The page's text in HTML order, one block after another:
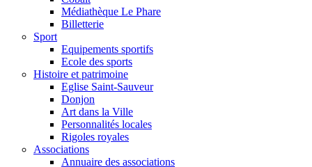
Médiathèque Le Phare
Billetterie
Sport
Equipements sportifs
Ecole des sports
Histoire et patrimoine
Eglise Saint-Sauveur
Donjon
Art dans la Ville
Personnalités locales
Rigoles royales
Associations
Annuaire des associations